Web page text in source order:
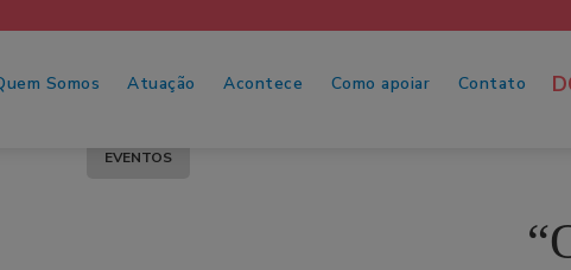
Somos Atuação Acontece Como apoiar Contato
EVENTOS